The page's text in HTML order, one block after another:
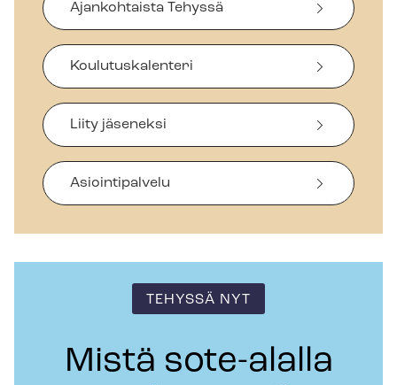
Ajankohtaista Tehyssä
Koulutuskalenteri
Liity jäseneksi
Asiointipalvelu
TEHYSSÄ NYT
Mistä sote-alalla